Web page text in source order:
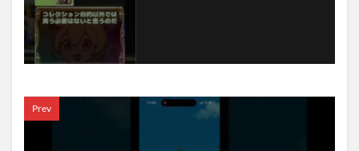
Prev